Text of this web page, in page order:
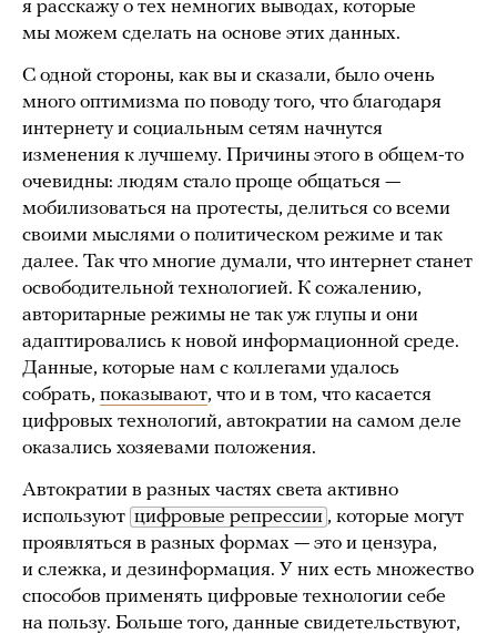
я расскажу о тех немногих выводах, которые
мы можем сделать на основе этих данных.
С одной стороны, как вы и сказали, было очень
много оптимизма по поводу того, что благодаря
интернету и социальным сетям начнутся
изменения к лучшему. Причины этого в общем-то
очевидны: людям стало проще общаться —
мобилизоваться на протесты, делиться со всеми
своими мыслями о политическом режиме и так
далее. Так что многие думали, что интернет станет
освободительной технологией. К сожалению,
авторитарные режимы не так уж глупы и они
адаптировались к новой информационной среде.
Данные, которые нам с коллегами удалось
собрать, показывают, что и в том, что касается
цифровых технологий, автократии на самом деле
оказались хозяевами положения.
Автократии в разных частях света активно
используют цифровые репрессии , которые могут
проявляться в разных формах — это и цензура,
и слежка, и дезинформация. У них есть множество
способов применять цифровые технологии себе
на пользу. Больше того, данные свидетельствуют,